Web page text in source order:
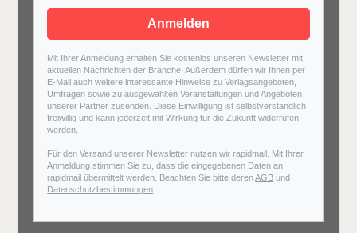
Anmelden
Mit Ihrer Anmeldung erhalten Sie kostenlos unseren Newsletter mit
aktuellen Nachrichten der Branche. Außerdem dürfen wir Ihnen per
E-Mail auch weitere interessante Hinweise zu Verlagsangeboten,
Umfragen sowie zu ausgewählten Veranstaltungen und Angeboten
unserer Partner zusenden. Diese Einwilligung ist selbstverständlich
freiwillig und kann jederzeit mit Wirkung für die Zukunft widerrufen
werden.
Für den Versand unserer Newsletter nutzen wir rapidmail. Mit Ihrer
Anmeldung stimmen Sie zu, dass die eingegebenen Daten an
rapidmail übermittelt werden. Beachten Sie bitte derenAGB und
Datenschutzbestimmungen